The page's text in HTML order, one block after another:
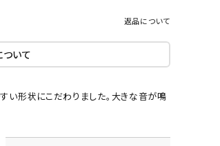
返品について
いて
い形状にこだわりました。大きな音が鳴